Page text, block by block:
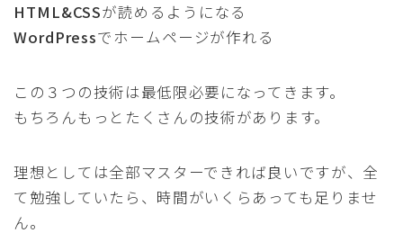
HTML&CSSが読めるようになる
WordPressでホームページが作れる
この３つの技術は最低限必要になってきます。
もちろんもっとたくさんの技術があります。
理想としては全部マスターできれば良いですが、全
て勉強していたら、時間がいくらあっても足りませ
ん。